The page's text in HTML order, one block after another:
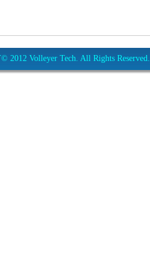
2012 Volleyer Tech. All Rights Reserved.